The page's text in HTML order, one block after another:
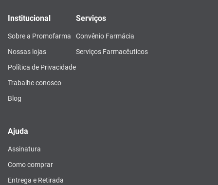
Institucional
Sobre a Promofarma
Nossas lojas
Política de Privacidade
Trabalhe conosco
Blog
Serviços
Convênio Farmácia
Serviços Farmacêuticos
Ajuda
Assinatura
Como comprar
Entrega e Retirada